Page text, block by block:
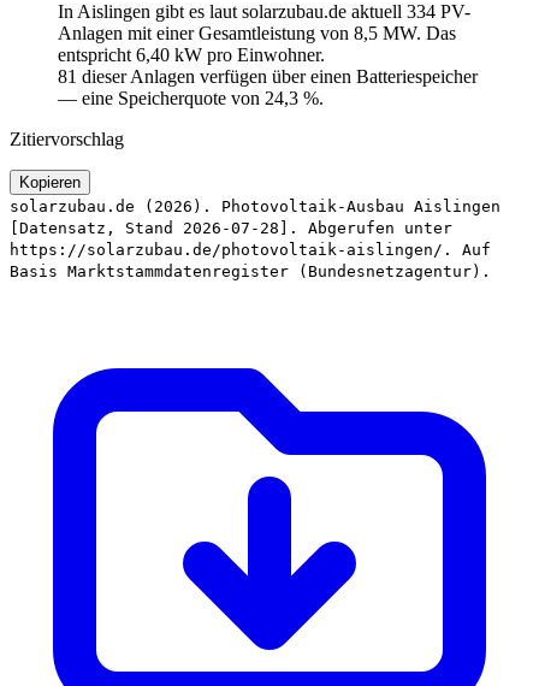
In Aislingen gibt es laut solarzubau.de aktuell 334 PV-
Anlagen mit einer Gesamtleistung von 8,5 MW. Das
entspricht 6,40 kW pro Einwohner.
81 dieser Anlagen verfügen über einen Batteriespeicher
— eine Speicherquote von 24,3 %.
Zitiervorschlag
Kopieren
solarzubau.de (2026). Photovoltaik-Ausbau Aislingen
[Datensatz, Stand 2026-07-28]. Abgerufen unter
https://solarzubau.de/photovoltaik-aislingen/. Auf
Basis Marktstammdatenregister (Bundesnetzagentur).